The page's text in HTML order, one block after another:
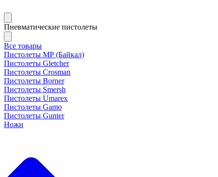
Пневматические пистолеты
Все товары
Пистолеты МР (Байкал)
Пистолеты Gletcher
Пистолеты Crosman
Пистолеты Borner
Пистолеты Smersh
Пистолеты Umarex
Пистолеты Gamo
Пистолеты Gunter
Ножи